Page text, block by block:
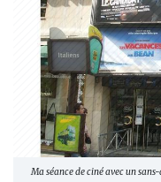
Ma séance de ciné avec un